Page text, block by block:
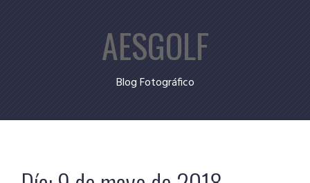
AESGOLF
Blog Fotográfico